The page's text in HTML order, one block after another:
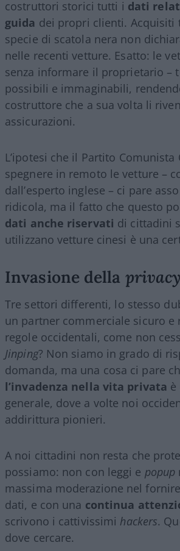
costruttori storici tutti i dati
guida dei propri clienti. Acquisiti
specie di scatola nera non
nelle recenti vetture. Esatto: le
senza informare il proprietario –
possibili e immaginabili,
costruttore che a sua volta li
assicurazioni.
L’ipotesi che il Partito Comunista
spegnere in remoto le vetture –
dall’esperto inglese – ci pare
ridicola, ma il fatto che questo
dati anche riservati di cittadini
utilizzano vetture cinesi è una
Invasione della privacy
Tre settori differenti, lo stesso
un partner commerciale sicuro e
regole occidentali, come non
Jinping? Non siamo in grado di
domanda, ma una cosa ci pare
l’invadenza nella vita privata è
generale, dove a volte noi
addirittura pionieri.
A noi cittadini non resta che
possiamo: non con leggi e popup
massima moderazione nel
dati, e con una continua
scrivono i cattivissimi hackers.
dove cercare.